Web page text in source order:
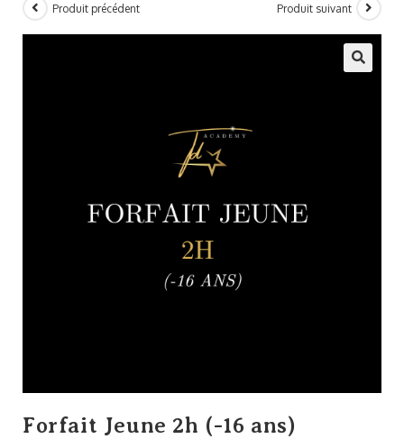
Produit précédent Produit suivant
Forfait Jeune 2h (-16 ans)